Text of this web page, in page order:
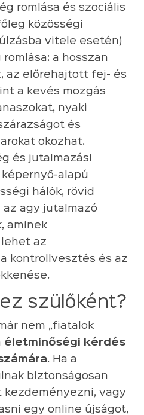
romlása és szociális
közösségi
vitele esetén)
a hosszan
az előrehajtott fej- és
a kevés mozgás
nyaki
és
okozhat.
és jutalmazási
alapú
hálók, rövid
az agy jutalmazó
aminek
az
kontrollvesztés és az
szülőként?
nem „fiatalok
életminőségi kérdés
. Ha a
biztonságosan
kezdeményezni, vagy
egy online újságot,